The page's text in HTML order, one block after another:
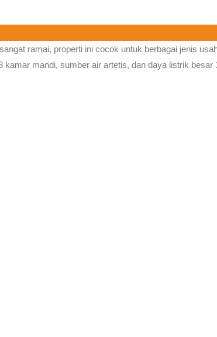
ramai, properti ini cocok untuk berbagai jenis
mandi, sumber air artetis, dan daya listrik